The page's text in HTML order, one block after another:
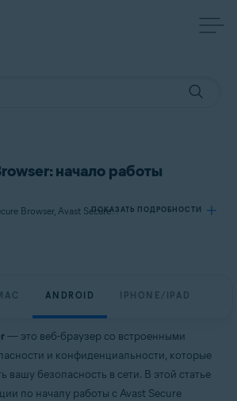
начало работы
Применяется к Avast Secure Browser, Avast Secure Browser PRO
ПОКАЗАТЬ ПОДРОБНОСТИ
и iOS
ANDROID IPHONE/IPAD
— это веб-браузер со встроенными
и конфиденциальности, которые
вашу безопасность в сети. В этой статье
по началу работы с Avast Secure